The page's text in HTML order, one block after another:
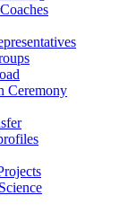
Ceremony